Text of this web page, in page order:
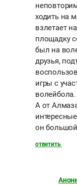
ходить на
взлетает
площадку
был на
друзья,
игры с
А от
он
ответить